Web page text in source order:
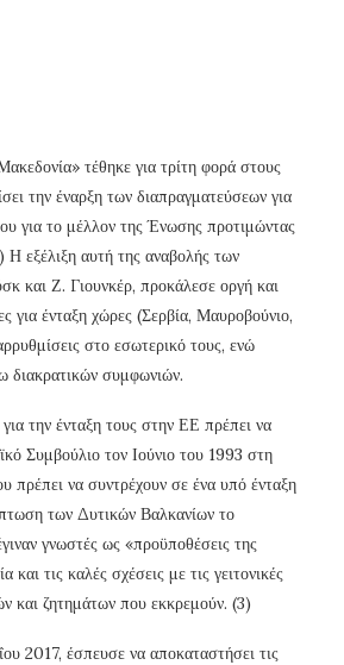
τέθηκε για τρίτη φορά στους
την έναρξη των διαπραγματεύσεων για
για το μέλλον της Ένωσης προτιμώντας
Η εξέλιξη αυτή της αναβολής των
και Ζ. Γιουνκέρ, προκάλεσε οργή και
για ένταξη χώρες (Σερβία, Μαυροβούνιο,
στο εσωτερικό τους, ενώ
διακρατικών συμφωνιών.
την ένταξη τους στην ΕΕ πρέπει να
Συμβούλιο τον Ιούνιο του 1993 στη
πρέπει να συντρέχουν σε ένα υπό ένταξη
των Δυτικών Βαλκανίων το
γνωστές ως «προϋποθέσεις της
τις καλές σχέσεις με τις γειτονικές
και ζητημάτων που εκκρεμούν. (3)
2017, έσπευσε να αποκαταστήσει τις